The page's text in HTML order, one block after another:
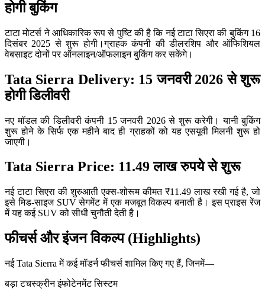
होगी बुकिंग
टाटा मोटर्स ने आधिकारिक रूप से पुष्टि की है कि नई टाटा सिएरा की बुकिंग 16
दिसंबर 2025 से शुरू होगी।ग्राहक कंपनी की डीलरशिप और ऑफिशियल
वेबसाइट दोनों पर ऑनलाइन/ऑफलाइन बुकिंग कर सकेंगे।
Tata Sierra Delivery: 15 जनवरी 2026 से शुरू
होगी डिलीवरी
नए मॉडल की डिलीवरी कंपनी 15 जनवरी 2026 से शुरू करेगी। यानी बुकिंग
शुरू होने के सिर्फ एक महीने बाद ही ग्राहकों को यह एसयूवी मिलनी शुरू हो
जाएगी।
Tata Sierra Price: 11.49 लाख रुपये से शुरू
नई टाटा सिएरा की शुरुआती एक्स-शोरूम कीमत ₹11.49 लाख रखी गई है, जो
इसे मिड-साइज SUV सेगमेंट में एक मजबूत विकल्प बनाती है। इस प्राइस रेंज
में यह कई SUV को सीधी चुनौती देती है।
फीचर्स और इंजन विकल्प (Highlights)
नई Tata Sierra में कई मॉडर्न फीचर्स शामिल किए गए हैं, जिनमें—
बड़ा टचस्क्रीन इंफोटेनमेंट सिस्टम